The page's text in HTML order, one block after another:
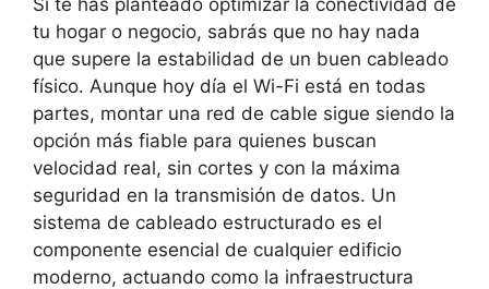
tu hogar o negocio, sabrás que no hay nada
que supere la estabilidad de un buen cableado
físico. Aunque hoy día el Wi-Fi está en todas
partes, montar una red de cable sigue siendo la
opción más fiable para quienes buscan
velocidad real, sin cortes y con la máxima
seguridad en la transmisión de datos. Un
sistema de cableado estructurado es el
componente esencial de cualquier edificio
moderno, actuando como la infraestructura